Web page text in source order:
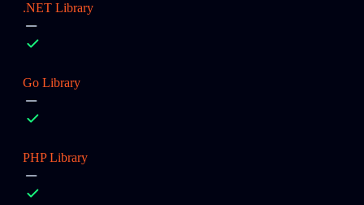
.NET Library
Go Library
PHP Library